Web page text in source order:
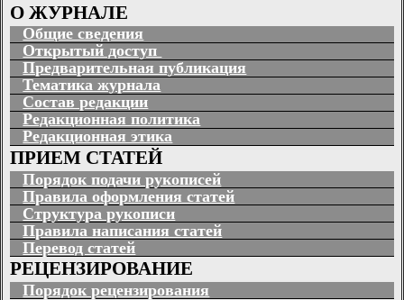
О ЖУРНАЛЕ
Общие сведения
Открытый доступ
Предварительная публикация
Тематика журнала
Состав редакции
Редакционная политика
Редакционная этика
ПРИЕМ СТАТЕЙ
Порядок подачи рукописей
Правила оформления статей
Структура рукописи
Правила написания статей
Перевод статей
РЕЦЕНЗИРОВАНИЕ
Порядок рецензирования